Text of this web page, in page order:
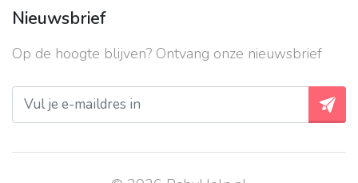
Contact
Over ons
Privacy beleid
Nieuwsbrief
Op de hoogte blijven? Ontvang onze nieuwsbrief